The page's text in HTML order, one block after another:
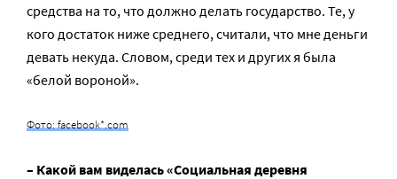
средства на то, что должно делать государство. Те, у
кого достаток ниже среднего, считали, что мне деньги
девать некуда. Словом, среди тех и других я была
«белой вороной».
Фото: facebook*.com
– Какой вам виделась «Социальная деревня